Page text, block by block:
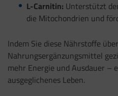
L-Carnitin: Unterstützt
die Mitochondrien und
Indem Sie diese Nährstoffe
Nahrungsergänzungsmittel
mehr Energie und Ausdauer –
ausgeglichenes Leben.